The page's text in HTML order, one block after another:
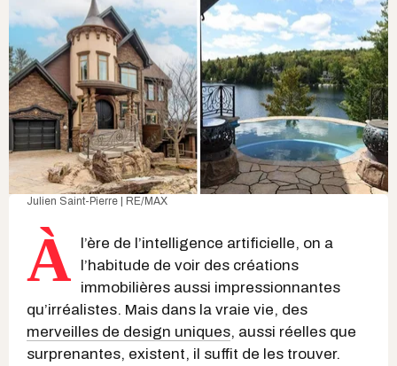
Julien Saint-Pierre | RE/MAX
À
l’ère de l’intelligence artificielle, on a
l’habitude de voir des créations
immobilières aussi impressionnantes
qu’irréalistes. Mais dans la vraie vie, des
merveilles de design uniques, aussi réelles que
surprenantes, existent, il suffit de les trouver.